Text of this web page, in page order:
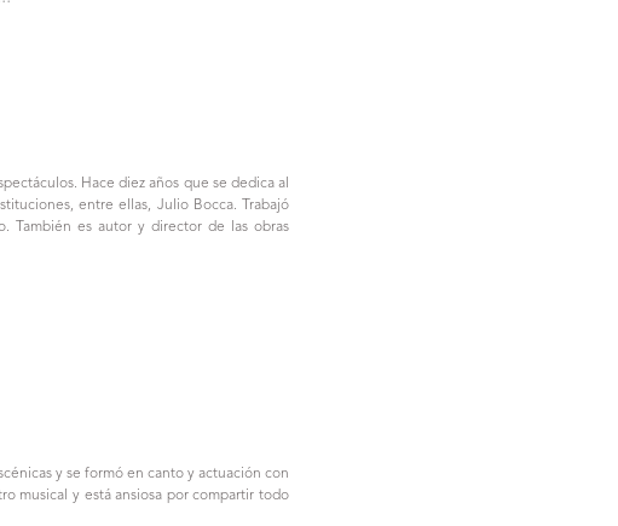
Hace diez años que se dedica al
entre ellas, Julio Bocca. Trabajó
También es autor y director de las obras
y se formó en canto y actuación con
musical y está ansiosa por compartir todo